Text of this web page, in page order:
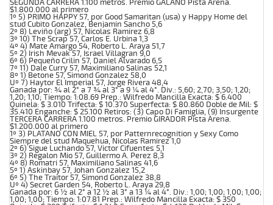
SEGUNDA CARRERA 1.100 metros. Premio GALANO Pista Arena.
$1.800.000 al primero
1º 5) PRIMO HAPPY 57, por Good Samaritan (usa) y Happy Home del
stud Cubito Gonzalez, Benjamin Sancho 5,6
2º 8) Leviño (arg) 57, Nicolas Ramirez 6,8
3º 10) The Scrap 57, Carlos E. Urbina 1,3
4º 4) Mate Amargo 54, Roberto L. Araya 51,7
5º 2) Irish Mevak 57, Israel Villagran 9,0
6º 6) Pequeño Crilin 57, Daniel Alvarado 6,5
7º 11) Dale Curry 57, Maximiliano Salinas 52,1
8º 1) Betone 57, Simond Gonzalez 58,0
Uº 7) Haytor El Imperial 57, Jorge Rivera 48,4
Ganada por: ¾ al 2° a 7 ¾ al 3° a 9 ¼ al 4°. Div.: 5,60; 2,70; 3,50; 1,20;
1,20; 1,10; Tiempo: 1:08.69 Prep.: Wilfredo Mancilla Exacta: $ 6.400
Quinela: $ 3.010 Trifecta: $ 10.370 Superfecta: $ 80.860 Doble de Mil: $
35.410 Enganche: $ 25.100 Retiros: (3) Capo Di Famiglia, (9) Insurgente
TERCERA CARRERA 1.100 metros. Premio GIRADOR Pista Arena.
$1.200.000 al primero
1º 3) PLATANO CON MIEL 57, por Patternrecognition y Sexy Como
Siempre del stud Maquehua, Nicolas Ramirez 1,0
2º 6) Sigue Luchando 57, Victor Cifuentes 5,1
3º 2) Regalon Mio 57, Guillermo A. Perez 8,3
4º 8) Romatri 57, Maximiliano Salinas 41,6
5º 1) Askinbay 57, Johan Gonzalez 15,2
6º 5) The Traitor 57, Simond Gonzalez 38,8
Uº 4) Secret Garden 54, Roberto L. Araya 29,8
Ganada por: 6 ½ al 2° a 12 ½ al 3° a 13 ¼ al 4°. Div.: 1,00; 1,00; 1,00; 1,00;
1,00; 1,00; Tiempo: 1:07.81 Prep.: Wilfredo Mancilla Exacta: $ 350